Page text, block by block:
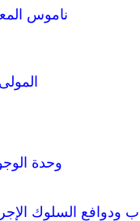
ناموس
وحدة
ودوافع السلوك